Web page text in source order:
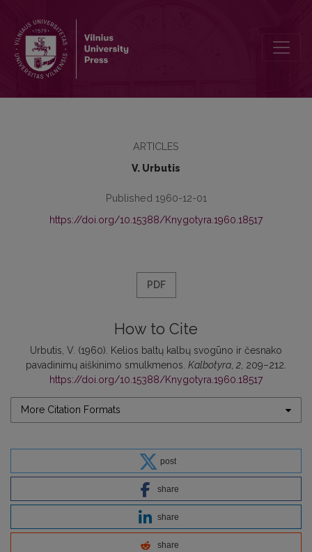
ARTICLES
V. Urbutis
Published 1960-12-01
https://doi.org/10.15388/Knygotyra.1960.18517
PDF
How to Cite
Urbutis, V. (1960). Kelios baltų kalbų svogūno ir česnako
pavadinimų aiškinimo smulkmenos. Kalbotyra 2 , 209–212.
https://doi.org/10.15388/Knygotyra.1960.18517
More Citation Formats
post
share
share
share